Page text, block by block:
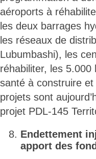
aéroports à
les deux barrages
les réseaux de
Lubumbashi), les
réhabiliter, les
santé à construire
projets sont
projet PDL-145
Endettement
apport des